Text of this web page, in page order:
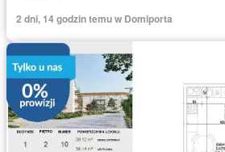
2 dni, 14 godzin temu w Domiporta